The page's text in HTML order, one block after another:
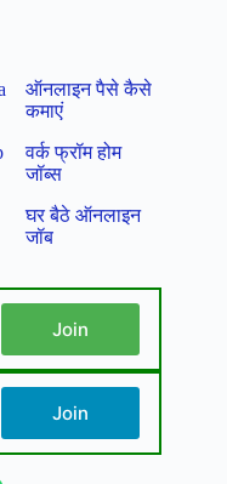
ऑनलाइन पैसे कैसे
कमाएं
वर्क फ्रॉम होम
जॉब्स
घर बैठे ऑनलाइन
जॉब
Join
Join